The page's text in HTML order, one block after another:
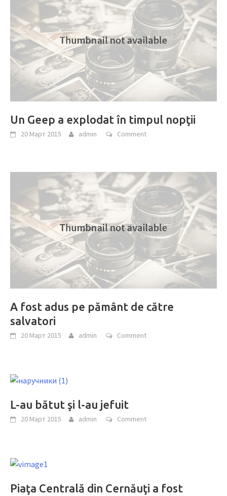
Un Geep a explodat în timpul nopţii
20 Март 2015 admin Comment
A fost adus pe pământ de către
salvatori
20 Март 2015 admin Comment
L-au bătut şi l-au jefuit
20 Март 2015 admin Comment
Piaţa Centrală din Cernăuţi a fost